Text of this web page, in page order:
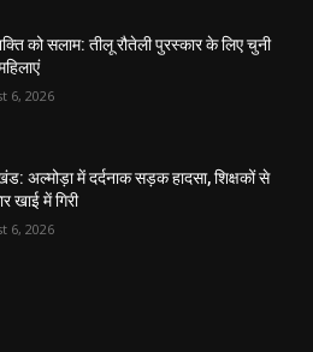
को सलाम: तीलू रौतेली पुरस्कार के लिए चुनी
6, 2026
अल्मोड़ा में दर्दनाक सड़क हादसा, शिक्षकों से
खाई में गिरी
6, 2026